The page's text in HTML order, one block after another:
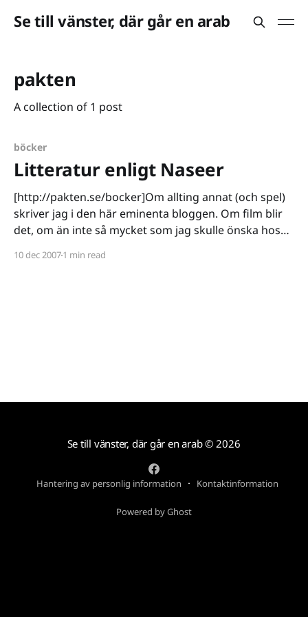
Se till vänster, där går en arab
pakten
A collection of 1 post
böcker
Litteratur enligt Naseer
[http://pakten.se/bocker]Om allting annat (och spel)
skriver jag i den här eminenta bloggen. Om film blir
det, om än inte så mycket som jag skulle önska hos
naturliga steget vidare är rätt uppenbart, varför inte
10 dec 20071 min read
Se till vänster, där går en arab© 2026
Hantering av personlig information Kontaktinformation
Powered by Ghost